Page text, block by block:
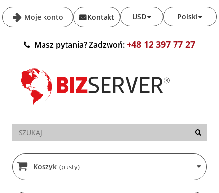
Moje konto Polski
USD
Kontakt
Masz pytania? Zadzwoń:+48 12 397 77 27
Koszyk (pusty)